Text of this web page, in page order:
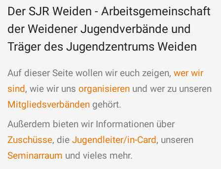
Der SJR Weiden - Arbeitsgemeinschaft
der Weidener Jugendverbände und
Träger des Jugendzentrums Weiden
Auf dieser Seite wollen wir euch zeigen, wer wir
sind, wie wir uns organisieren und wer zu unseren
Mitgliedsverbänden gehört.
Außerdem bieten wir Informationen über
Zuschüsse, die Jugendleiter/in-Card, unseren
Seminarraum und vieles mehr.